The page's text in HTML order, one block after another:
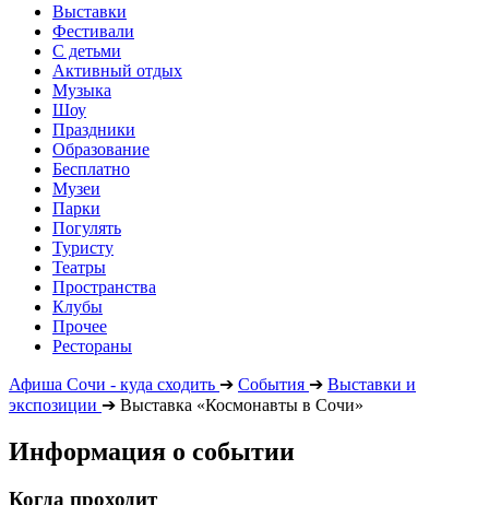
Выставки
Фестивали
С детьми
Активный отдых
Музыка
Шоу
Праздники
Образование
Бесплатно
Музеи
Парки
Погулять
Туристу
Театры
Пространства
Клубы
Прочее
Рестораны
Афиша Сочи - куда сходить ➔ События ➔ Выставки и
экспозиции ➔ Выставка «Космонавты в Сочи»
Информация о событии
Когда проходит